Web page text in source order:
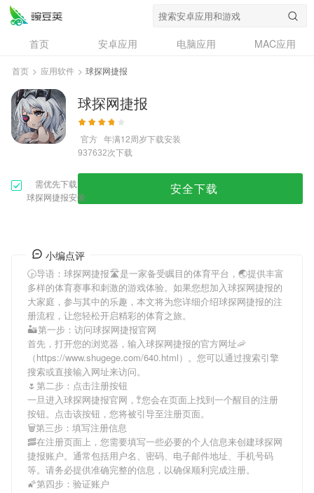
首页 安卓应用 电脑应用
MAC应用
资讯
专题
问答
首页 > 应用软件 > 球探网捷报
球探网捷报
官方 年满12周岁下载安装
937632次下载
需优先下载
球探网捷报安装
安全下载
小编点评
🕞导语： 球探网捷报🛣是一家备受瞩目的体育平台，🌏提供丰富
多样的体育赛事和刺激的游戏体验。如果您想加入球探网捷报的
大家庭，参与其中的乐趣，本文将为您详细介绍球探网捷报的注
册流程，让您轻松开启精彩的体育之旅。
🏜第一步：访问球探网捷报官网
首先，打开您的浏览器，输入球探网捷报的官方网址🦐
（https://www.shugege.com/640.html）。您可以通过搜索引擎
搜索或直接输入网址来访问。
🌷第二步：点击注册按钮
一旦进入球探网捷报官网，🚏您会在页面上找到一个醒目的注册
按钮。点击该按钮，您将被引导至注册页面。
🗑第三步：填写注册信息
🥓在注册页面上，您需要填写一些必要的个人信息来创建球探网
捷报账户。通常包括用户名、密码、电子邮件地址、手机号码
等。请务必提供准确完整的信息，以确保顺利完成注册。
🌠第四步：验证账户